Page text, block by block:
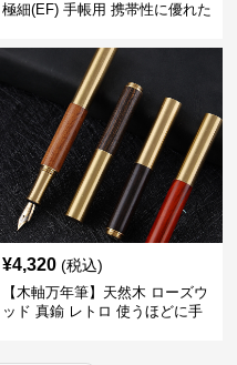
極細(EF) 手帳用 携帯性に優れた
ートに筆記
¥4,320 (税込)
【木軸万年筆】天然木 ローズウ
ッド 真鍮 レトロ 使うほどに手